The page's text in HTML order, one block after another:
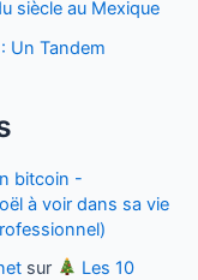
siècle au Mexique
Un Tandem
bitcoin -
à voir dans sa vie
sur
Les 10